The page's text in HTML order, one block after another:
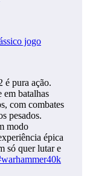
jogo
é pura ação.
em batalhas
com combates
pesados.
modo
épica
só quer lutar e